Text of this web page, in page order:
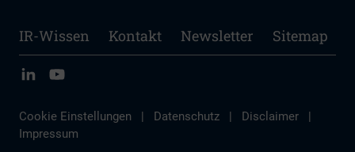
IR-Wissen Kontakt Newsletter Sitemap
Cookie Einstellungen | Datenschutz | Disclaimer
|
Impressum